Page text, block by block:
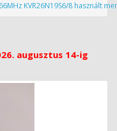
KVR26N19S6/8 használt
augusztus 14-ig